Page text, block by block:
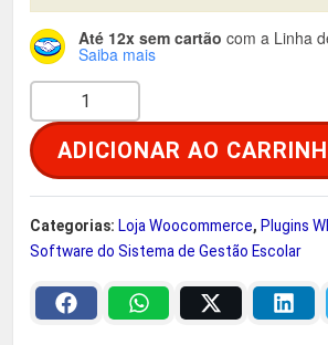
n
a
l
e
r
a
é
R
$
2
Até 12x sem cartão com a Linha
Saiba mais
u
a
i
ADICIONAR AO
Categorias: Loja Woocommerce, Plugins
Software do Sistema de Gestão Escolar